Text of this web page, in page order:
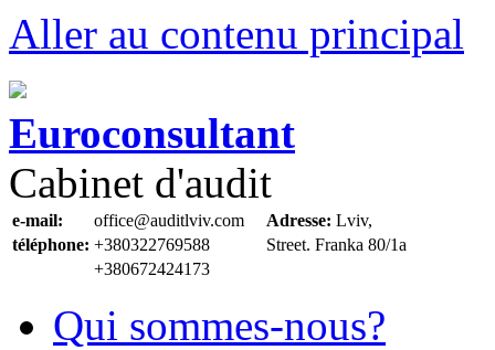
Aller au contenu principal
Euroconsultant
Cabinet d'audit
e-mail: office@auditlviv.com Adresse: Lviv,
téléphone: +380322769588
Street. Frankа 80/1a
+380672424173
Qui sommes-nous?